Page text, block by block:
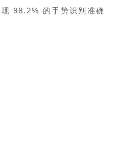
98.2% 的手势识别准确